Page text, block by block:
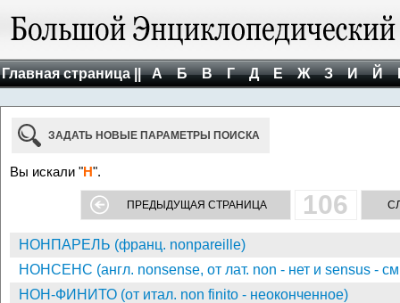
Главная страница || А Б В Г Д Е Ж З И Й
ЗАДАТЬ НОВЫЕ ПАРАМЕТРЫ ПОИСКА
Вы искали "Н".
ПРЕДЫДУЩАЯ СТРАНИЦА 106
НОНПАРЕЛЬ (франц. nonpareille)
НОНСЕНС (англ. nonsense, от лат. non - нет и sensus -
НОН-ФИНИТО (от итал. non finito - неоконченное)